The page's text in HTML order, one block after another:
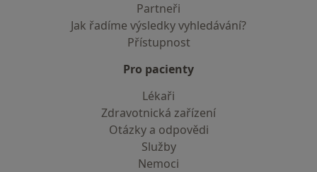
Partneři
Jak řadíme výsledky vyhledávání?
Přístupnost
Pro pacienty
Lékaři
Zdravotnická zařízení
Otázky a odpovědi
Služby
Nemoci